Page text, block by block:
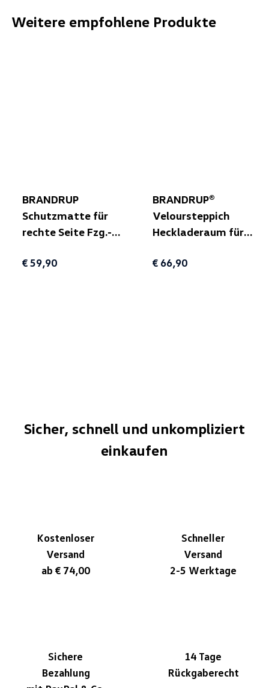
Weitere empfohlene Produkte
BRANDRUP
Schutzmatte für
rechte Seite Fzg.-
T5/T6/T6.1
€ 59,90
BRANDRUP®
Veloursteppich
Heckladeraum für
Ocean/Coast
€ 66,90
Sicher, schnell und unkompliziert
einkaufen
Kostenloser
Versand
ab € 74,00
Schneller
Versand
2-5 Werktage
Sichere
Bezahlung
14 Tage
Rückgaberecht